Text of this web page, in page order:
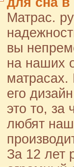
Матрас.
вы
на наших
матрасах.
его
это то, за
любят
За 12 лет